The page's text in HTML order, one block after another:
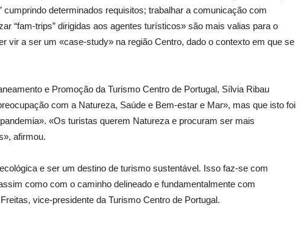
cumprindo determinados requisitos; trabalhar a comunicação com
“fam-trips” dirigidas aos agentes turísticos» são mais valias para o
vir a ser um «case-study» na região Centro, dado o contexto em que se
e Promoção da Turismo Centro de Portugal, Sílvia Ribau
com a Natureza, Saúde e Bem-estar e Mar», mas que isto foi
«Os turistas querem Natureza e procuram ser mais
afirmou.
e ser um destino de turismo sustentável. Isso faz-se com
como com o caminho delineado e fundamentalmente com
vice-presidente da Turismo Centro de Portugal.